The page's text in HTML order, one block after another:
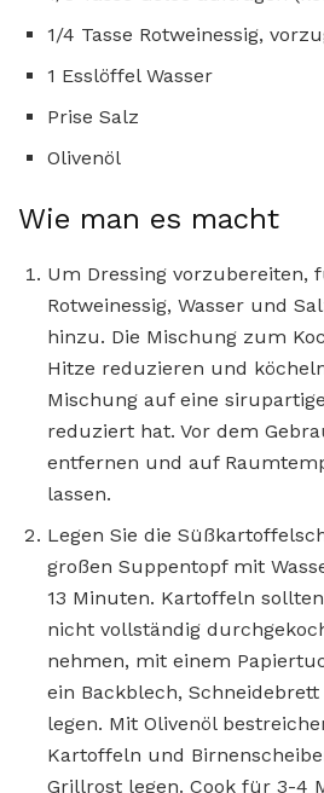
1/4 Tasse Rotweinessig,
1 Esslöffel Wasser
Prise Salz
Olivenöl
Wie man es macht
Um Dressing vorzubereiten,
Rotweinessig, Wasser und
hinzu. Die Mischung zum
Hitze reduzieren und
Mischung auf eine
reduziert hat. Vor dem
entfernen und auf
lassen.
Legen Sie die
großen Suppentopf mit
13 Minuten. Kartoffeln
nicht vollständig
nehmen, mit einem
ein Backblech,
legen. Mit Olivenöl
Kartoffeln und
Grillrost legen. Cook für 3-4